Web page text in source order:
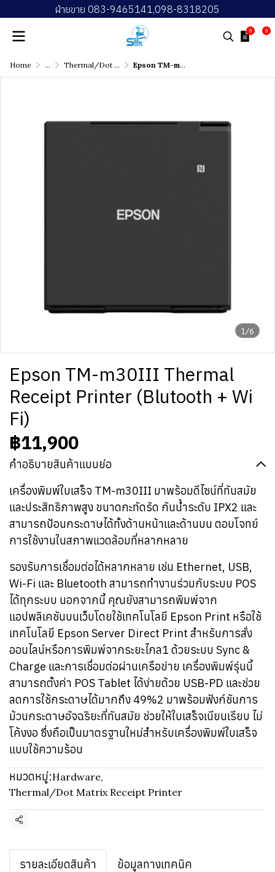
ฝ่ายขาย 083-9465141,098-8318205
0 0
Home ... Thermal/Dot Matrix Receipt Printer Epson TM-m30III Thermal Receipt Printer (Blutooth + Wi Fi)
1/6
Epson TM-m30III Thermal
Receipt Printer (Blutooth + Wi
Fi)
฿11,900
คำอธิบายสินค้าแบบย่อ
เครื่องพิมพ์ใบเสร็จ TM-m30III มาพร้อมดีไซน์ที่ทันสมัย
และประสิทธิภาพสูง ขนาดกะทัดรัด กันน้ำระดับ IPX2 และ
สามารถป้อนกระดาษได้ทั้งด้านหน้าและด้านบน ตอบโจทย์
การใช้งานในสภาพแวดล้อมที่หลากหลาย
รองรับการเชื่อมต่อได้หลากหลาย เช่น Ethernet, USB,
Wi-Fi และ Bluetooth สามารถทำงานร่วมกับระบบ POS
ได้ทุกระบบ นอกจากนี้ คุณยังสามารถพิมพ์จาก
แอปพลิเคชันบนเว็บโดยใช้เทคโนโลยี Epson Print หรือใช้
เทคโนโลยี Epson Server Direct Print สำหรับการสั่ง
ออนไลน์หรือการพิมพ์จากระยะไกล1 ด้วยระบบ Sync &
Charge และการเชื่อมต่อผ่านเครือข่าย เครื่องพิมพ์รุ่นนี้
สามารถตั้งค่า POS Tablet ได้ง่ายด้วย USB-PD และช่วย
ลดการใช้กระดาษได้มากถึง 49%2 มาพร้อมฟังก์ชันการ
ม้วนกระดาษอัจฉริยะที่ทันสมัย ช่วยให้ใบเสร็จเนียนเรียบ ไม่
โค้งงอ ซึ่งถือเป็นมาตรฐานใหม่สำหรับเครื่องพิมพ์ใบเสร็จ
แบบใช้ความร้อน
หมวดหมู่:Hardware,
Thermal/Dot Matrix Receipt Printer
แชร์
รายละเอียดสินค้า ข้อมูลทางเทคนิค